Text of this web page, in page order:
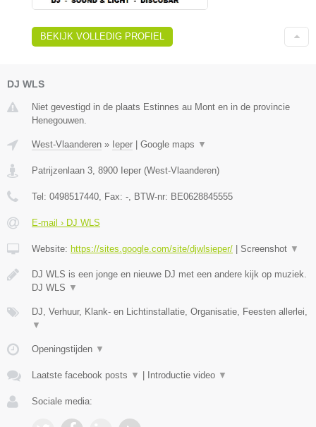
BEKIJK VOLLEDIG PROFIEL
DJ WLS
Niet gevestigd in de plaats Estinnes au Mont en in de provincie
Henegouwen.
West-Vlaanderen » Ieper Google maps ▼
Patrijzenlaan 3 8900 Ieper (West-Vlaanderen)
Tel: 0498517440 , Fax: - , BTW-nr: BE0628845555
E-mail › DJ WLS
Website: https://sites.google.com/site/djwlsieper/ Screenshot ▼
DJ WLS is een jonge en nieuwe DJ met een andere kijk op muziek.
DJ WLS ▼
DJ, Verhuur, Klank- en Lichtinstallatie, Organisatie, Feesten allerlei,
▼
Openingstijden ▼
Laatste facebook posts ▼ Introductie video ▼
Sociale media: